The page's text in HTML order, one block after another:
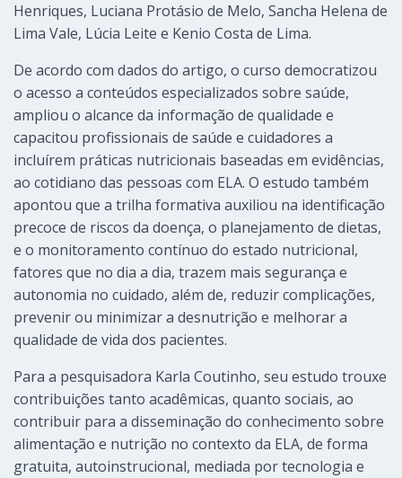
Henriques, Luciana Protásio de Melo, Sancha Helena de
Lima Vale, Lúcia Leite e Kenio Costa de Lima.
De acordo com dados do artigo, o curso democratizou
o acesso a conteúdos especializados sobre saúde,
ampliou o alcance da informação de qualidade e
capacitou profissionais de saúde e cuidadores a
incluírem práticas nutricionais baseadas em evidências,
ao cotidiano das pessoas com ELA. O estudo também
apontou que a trilha formativa auxiliou na identificação
precoce de riscos da doença, o planejamento de dietas,
e o monitoramento contínuo do estado nutricional,
fatores que no dia a dia, trazem mais segurança e
autonomia no cuidado, além de, reduzir complicações,
prevenir ou minimizar a desnutrição e melhorar a
qualidade de vida dos pacientes.
Para a pesquisadora Karla Coutinho, seu estudo trouxe
contribuições tanto acadêmicas, quanto sociais, ao
contribuir para a disseminação do conhecimento sobre
alimentação e nutrição no contexto da ELA, de forma
gratuita, autoinstrucional, mediada por tecnologia e